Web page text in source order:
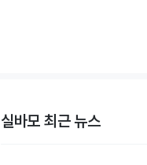
실바모 최근 뉴스